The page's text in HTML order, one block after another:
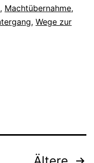
, Machtübernahme,
, Wege zur